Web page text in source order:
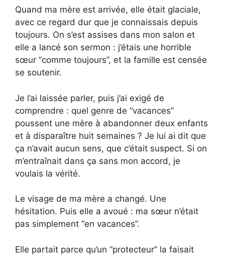
Quand ma mère est arrivée, elle était glaciale,
avec ce regard dur que je connaissais depuis
toujours. On s’est assises dans mon salon et
elle a lancé son sermon : j’étais une horrible
sœur “comme toujours”, et la famille est censée
se soutenir.
Je l’ai laissée parler, puis j’ai exigé de
comprendre : quel genre de “vacances”
poussent une mère à abandonner deux enfants
et à disparaître huit semaines ? Je lui ai dit que
ça n’avait aucun sens, que c’était suspect. Si on
m’entraînait dans ça sans mon accord, je
voulais la vérité.
Le visage de ma mère a changé. Une
hésitation. Puis elle a avoué : ma sœur n’était
pas simplement “en vacances”.
Elle partait parce qu’un “protecteur” la faisait